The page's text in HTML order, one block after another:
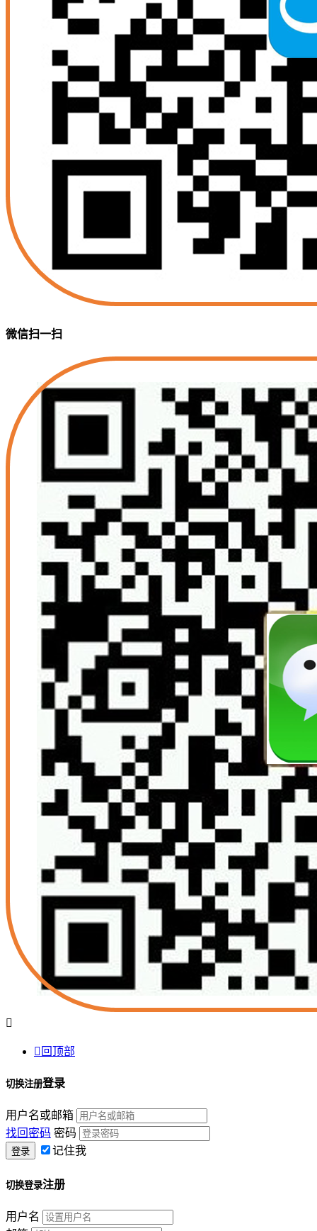
微信扫一扫

 回顶部
切换注册登录
用户名或邮箱
找回密码 密码
记住我
切换登录注册
用户名